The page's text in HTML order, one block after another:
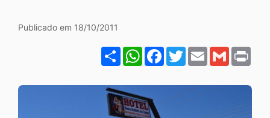
Ir
Galeria Hotel Nossa
Publicado em 18/10/2011
ShareWhatsApp
Facebook
Twitter
EmailGmail